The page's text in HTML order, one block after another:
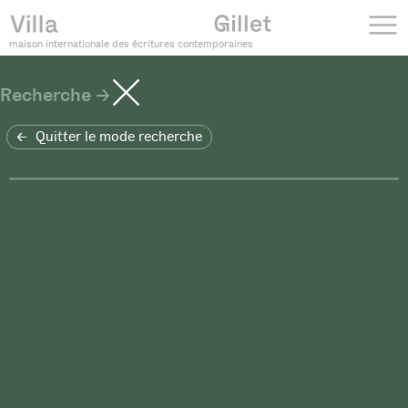
maison internationale des écritures contemporaines
Recherche
Quitter le mode recherche